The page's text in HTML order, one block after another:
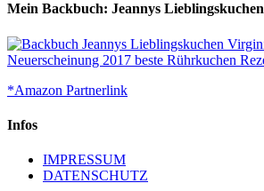
Mein Backbuch: Jeannys Lieblingskuchen
*Amazon Partnerlink
Infos
IMPRESSUM
DATENSCHUTZ